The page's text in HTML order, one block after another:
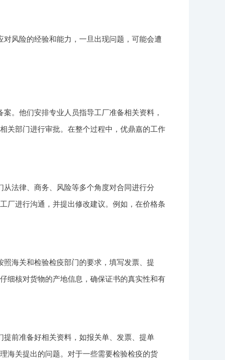
风险的经验和能力，一旦出现问题，可能会遭
。他们安排专业人员指导工厂准备相关资料，
关部门进行审批。在整个过程中，优鼎嘉的工作
法律、商务、风险等多个角度对合同进行分
厂进行沟通，并提出修改建议。例如，在价格条
海关和检验检疫部门的要求，填写发票、提
细核对货物的产地信息，确保证书的真实性和有
前准备好相关资料，如报关单、发票、提单
海关提出的问题。对于一些需要检验检疫的货